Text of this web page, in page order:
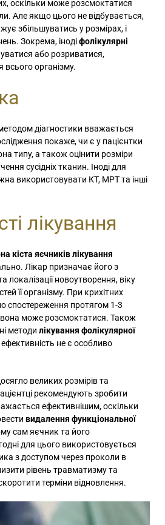
оскільки може розсмоктатися
Але якщо цього не відбувається,
збільшуватись у розмірах, і
Зокрема, інодіфолікулярні
або розриватися,
організму.
діагностики вважається
покаже, чи є у пацієнтки
типу, а також оцінити розміри
сусідніх тканин. Іноді для
використовувати КТ, МРТ та інші
лікування
кіста яєчників лікування
Лікар призначає його з
локалізації новоутворення, віку
її організму. При крихітних
спостереження протягом 1-3
вона може розсмоктатися. Також
методи лікування фолікулярної
ефективність не є особливо
великих розмірів та
рекомендують зробити
ефективнішим, оскільки
видалення функціональної
сам яєчник та його
для цього використовується
з доступом через проколи в
рівень травматизму та
терміни відновлення.